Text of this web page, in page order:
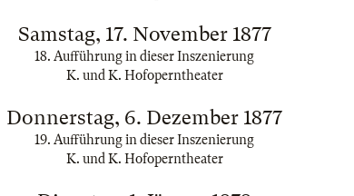
Samstag, 17. November 1877
18. Aufführung in dieser Inszenierung
K. und K. Hofoperntheater
Donnerstag, 6. Dezember 1877
19. Aufführung in dieser Inszenierung
K. und K. Hofoperntheater